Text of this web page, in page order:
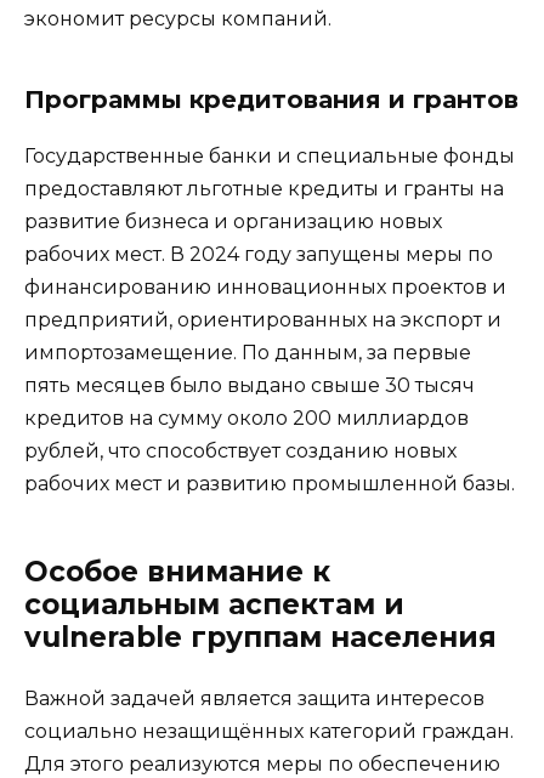
экономит ресурсы компаний.
Программы кредитования и грантов
Государственные банки и специальные фонды
предоставляют льготные кредиты и гранты на
развитие бизнеса и организацию новых
рабочих мест. В 2024 году запущены меры по
финансированию инновационных проектов и
предприятий, ориентированных на экспорт и
импортозамещение. По данным, за первые
пять месяцев было выдано свыше 30 тысяч
кредитов на сумму около 200 миллиардов
рублей, что способствует созданию новых
рабочих мест и развитию промышленной базы.
Особое внимание к
социальным аспектам и
vulnerable группам населения
Важной задачей является защита интересов
социально незащищённых категорий граждан.
Для этого реализуются меры по обеспечению